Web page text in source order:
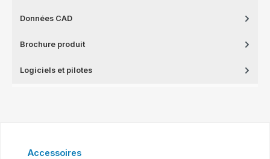
Données CAD
Brochure produit
Logiciels et pilotes
Ignorer la galerie de produits
Accessoires